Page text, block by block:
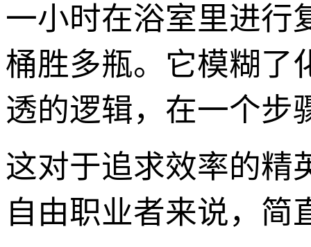
一小时在浴室里进行
桶胜多瓶。它模糊了
透的逻辑，在一个步
这对于追求效率的精
自由职业者来说，简